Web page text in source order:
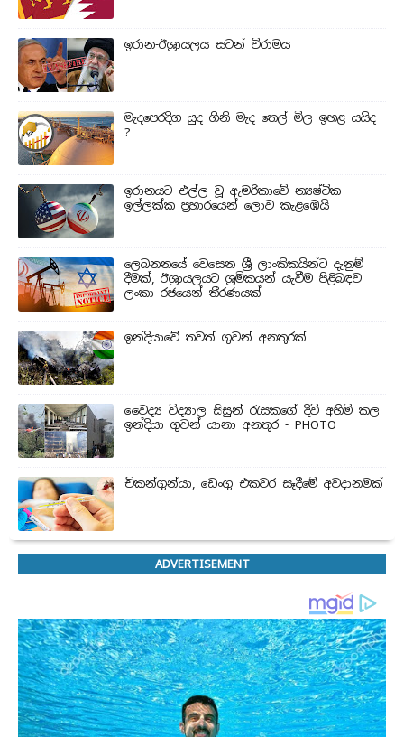
ඉරාන-ඊශ්‍රායලය සටන් විරාමය
මැදපෙරදිග යුද ගිනි මැද තෙල් මිල ඉහළ යයිද
?
ඉරානයට එල්ල වූ ඇමරිකාවේ න්‍යෂ්ටික
ඉල්ලක්ක ප්‍රහාරයෙන් ලොව කැළඹෙයි
ලෙබනනයේ වෙසෙන ශ්‍රී ලාංකිකයින්ට දැනුම්
දීමක්, ඊශ්‍රායලයට ශ්‍රමිකයන් යැවීම පිළිබඳව
ලංකා රජයෙන් තීරණයක්
ඉන්දියාවේ තවත් ගුවන් අනතුරක්
වෛද්‍ය විද්‍යාල සිසුන් ‍රැසකගේ දිවි අහිමි කල
ඉන්දියා ගුවන් යානා අනතුර - PHOTO
චිකන්ගුන්යා, ඩෙංගු එකවර සෑදීමේ අවදානමක්
ADVERTISEMENT